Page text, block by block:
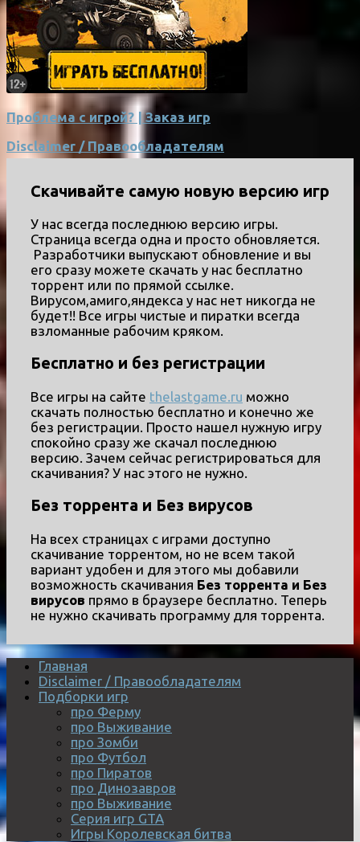
Проблема с игрой? | Заказ игр
Disclaimer / Правообладателям
Скачивайте самую новую версию игр
У нас всегда последнюю версию игры.
Страница всегда одна и просто обновляется.
Разработчики выпускают обновление и вы
его сразу можете скачать у нас бесплатно
торрент или по прямой ссылке.
Вирусом,амиго,яндекса у нас нет никогда не
будет!! Все игры чистые и пиратки всегда
взломанные рабочим кряком.
Бесплатно и без регистрации
Все игры на сайте thelastgame.ru можно
скачать полностью бесплатно и конечно же
без регистрации. Просто нашел нужную игру
спокойно сразу же скачал последнюю
версию. Зачем сейчас регистрироваться для
скачивания? У нас этого не нужно.
Без торрента и Без вирусов
На всех страницах с играми доступно
скачивание торрентом, но не всем такой
вариант удобен и для этого мы добавили
возможность скачивания Без торрента и Без
вирусов прямо в браузере бесплатно. Теперь
не нужно скачивать программу для торрента.
Главная
Disclaimer / Правообладателям
Подборки игр
про Ферму
про Выживание
про Зомби
про Футбол
про Пиратов
про Динозавров
про Выживание
Серия игр GTA
Игры Королевская битва